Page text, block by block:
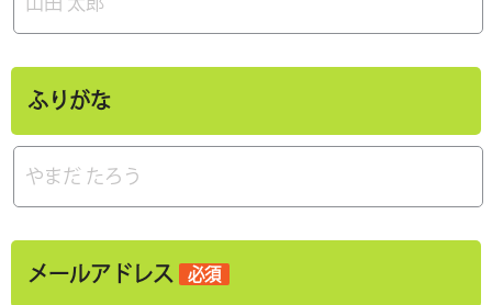
ふりがな
メールアドレス 必須